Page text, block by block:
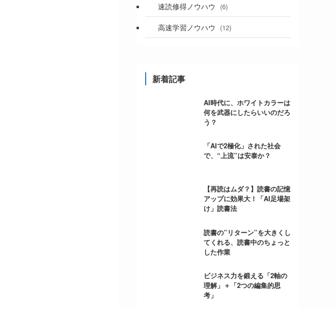
速読修得ノウハウ (6)
高速学習ノウハウ (12)
新着記事
AI時代に、ホワイトカラーは
何を武器にしたらいいのだろ
う？
「AIで2極化」された社会
で、“上流”は安泰か？
【再読はムダ？】読書の記憶
アップに効果大！「AI足場架
け」読書法
読書の”リターン”を大きくし
てくれる、読書中のちょっと
した作業
ビジネス力を鍛える「2軸の
理解」＋「2つの編集的思
考」